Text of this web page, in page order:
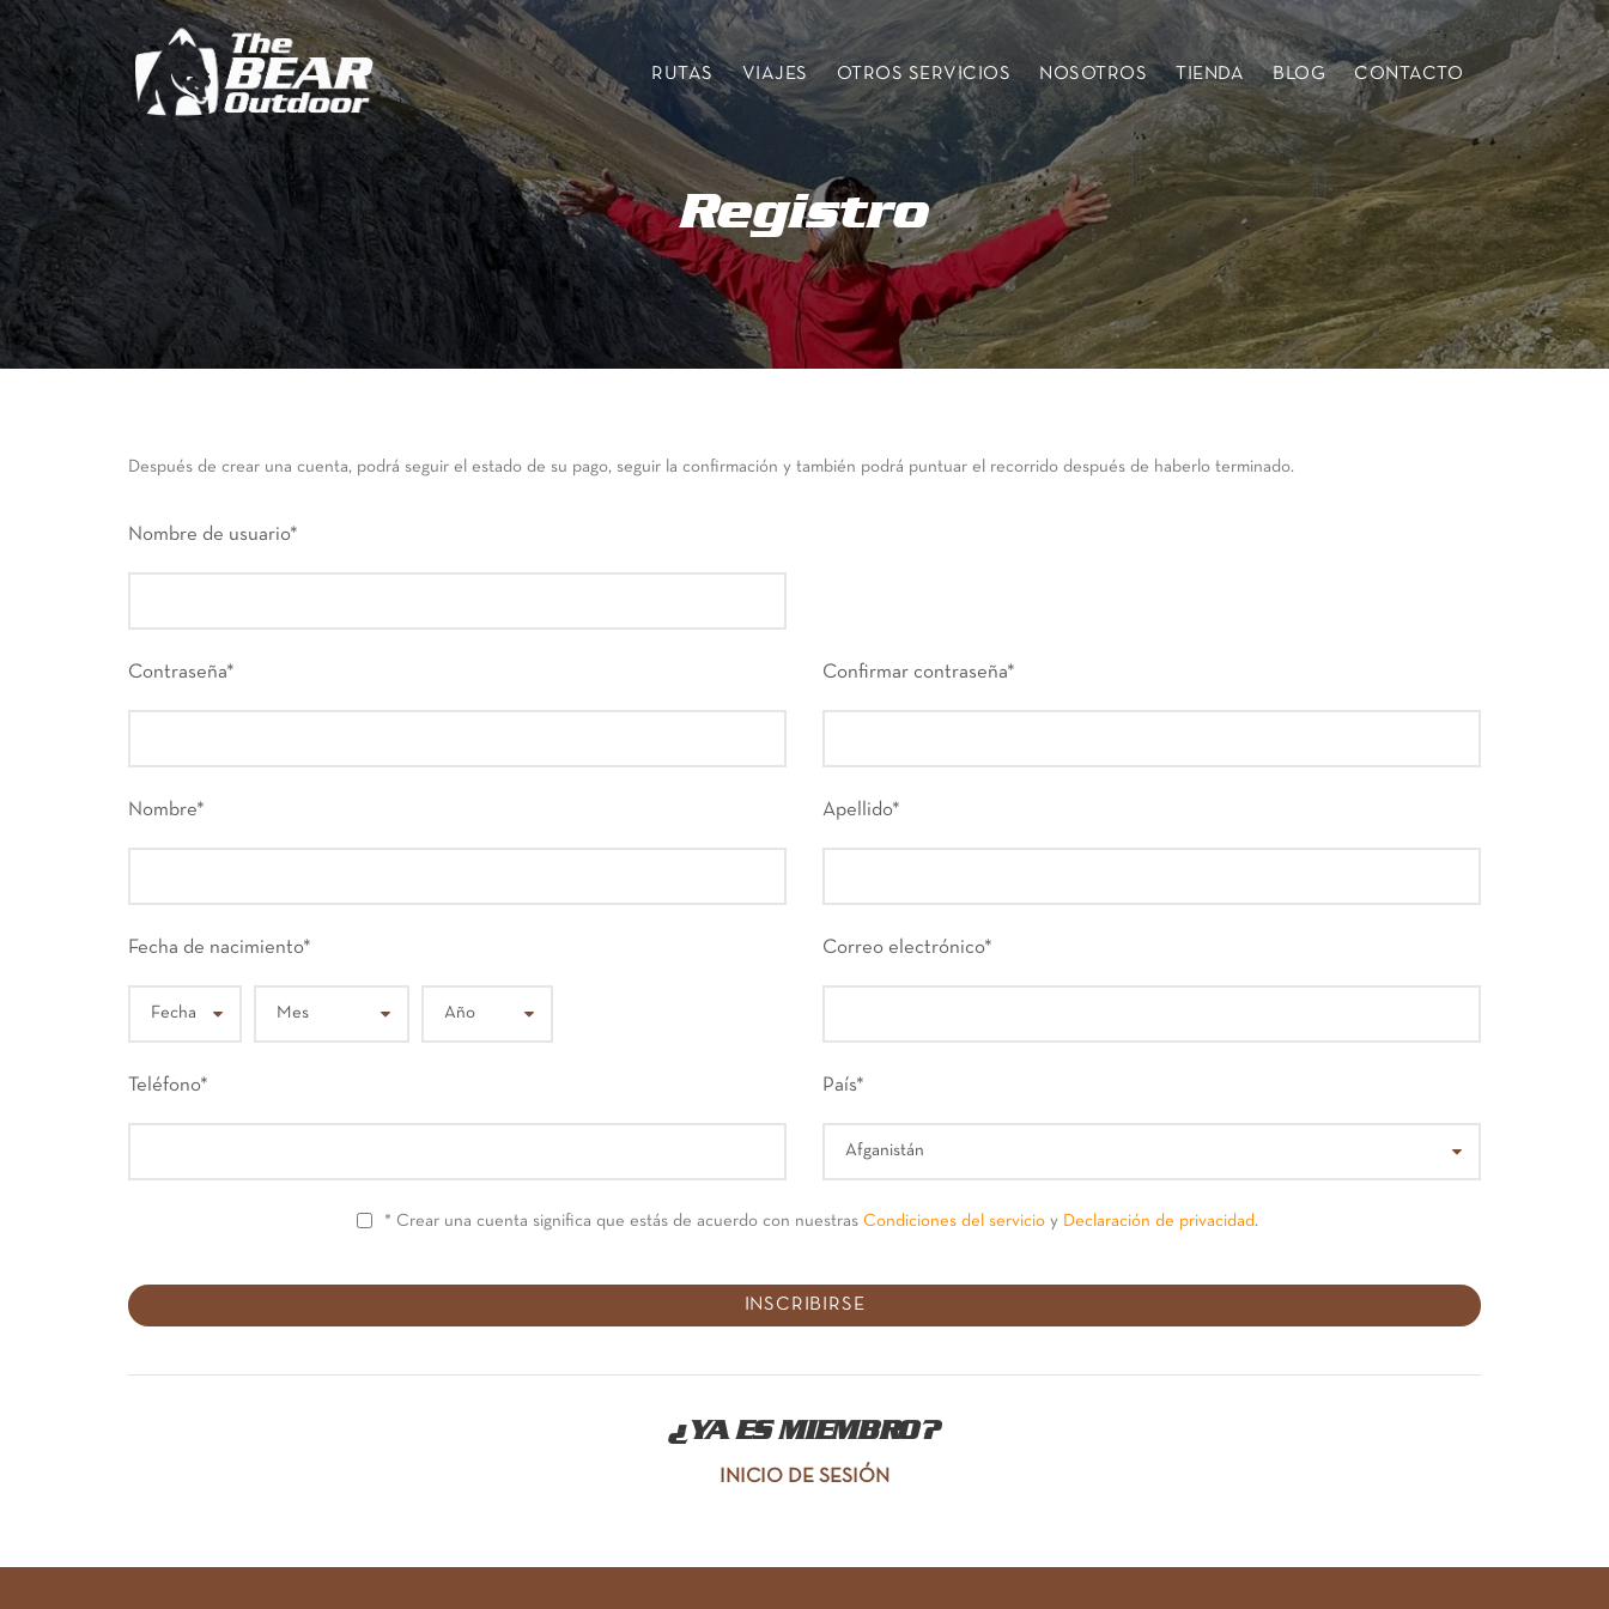
RUTAS VIAJES OTROS SERVICIOS NOSOTROS TIENDA BLOG CONTACTO
Registro
Después de crear una cuenta, podrá seguir el estado de su pago, seguir la confirmación y también podrá puntuar el recorrido después de haberlo terminado.
Nombre de usuario*
Contraseña* Confirmar contraseña*
Nombre* Apellido*
Fecha de nacimiento* Correo electrónico*
Teléfono* País*
* Crear una cuenta significa que estás de acuerdo con nuestras Condiciones del servicioy Declaración de privacidad.
¿YA ES MIEMBRO?
INICIO DE SESIÓN